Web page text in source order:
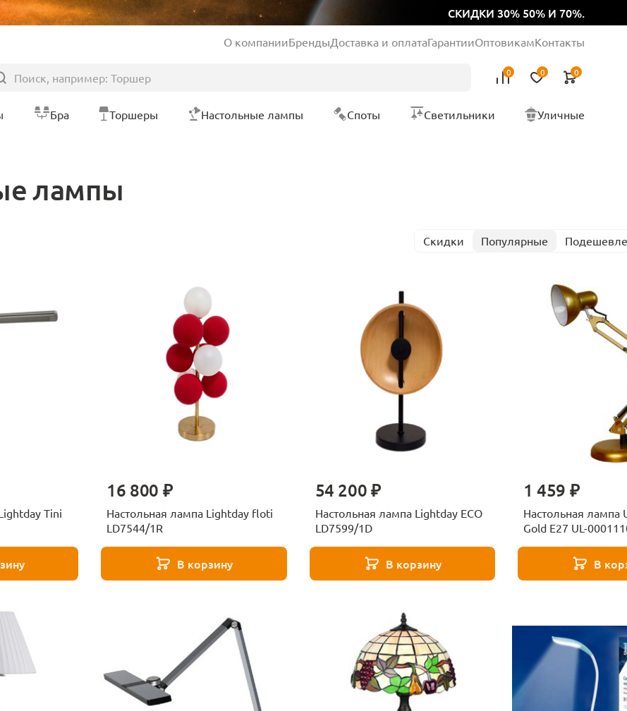
СКИДКИ 30% 50% И 70%.
О компанииБрендыДоставка и оплатаГарантииОптовикамКонтакты
0 0 0
Бра Торшеры Настольные лампы Споты Светильники Уличные
лампы
Скидки Популярные Подешевле
Tini
16 800 ₽
Настольная лампа Lightday floti
LD7544/1R
В корзину
54 200 ₽
Настольная лампа Lightday ECO
LD7599/1D
В корзину
1 459 ₽
Настольная лампа
Gold E27 UL-
В